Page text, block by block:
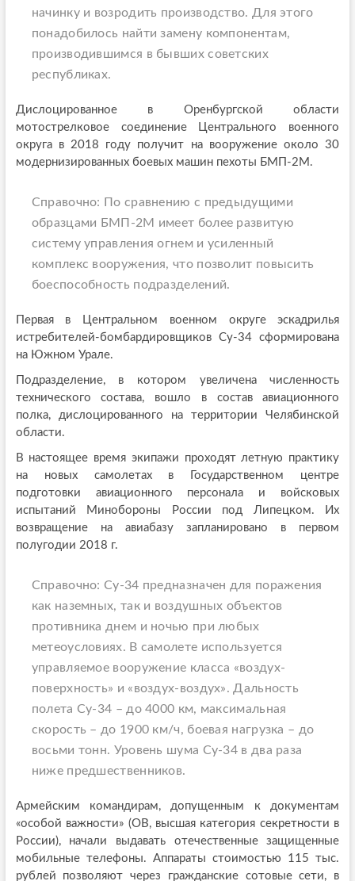
начинку и возродить производство. Для этого
понадобилось найти замену компонентам,
производившимся в бывших советских
республиках.
Дислоцированное в Оренбургской области
мотострелковое соединение Центрального военного
округа в 2018 году получит на вооружение около 30
модернизированных боевых машин пехоты БМП-2М.
Справочно: По сравнению с предыдущими
образцами БМП-2М имеет более развитую
систему управления огнем и усиленный
комплекс вооружения, что позволит повысить
боеспособность подразделений.
Первая в Центральном военном округе эскадрилья
истребителей-бомбардировщиков Су-34 сформирована
на Южном Урале.
Подразделение, в котором увеличена численность
технического состава, вошло в состав авиационного
полка, дислоцированного на территории Челябинской
области.
В настоящее время экипажи проходят летную практику
на новых самолетах в Государственном центре
подготовки авиационного персонала и войсковых
испытаний Минобороны России под Липецком. Их
возвращение на авиабазу запланировано в первом
полугодии 2018 г.
Справочно: Су-34 предназначен для поражения
как наземных, так и воздушных объектов
противника днем и ночью при любых
метеоусловиях. В самолете используется
управляемое вооружение класса «воздух-
поверхность» и «воздух-воздух». Дальность
полета Су-34 – до 4000 км, максимальная
скорость – до 1900 км/ч, боевая нагрузка – до
восьми тонн. Уровень шума Су-34 в два раза
ниже предшественников.
Армейским командирам, допущенным к документам
«особой важности» (ОВ, высшая категория секретности в
России), начали выдавать отечественные защищенные
мобильные телефоны. Аппараты стоимостью 115 тыс.
рублей позволяют через гражданские сотовые сети, в